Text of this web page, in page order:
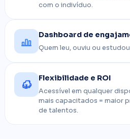
com o indivíduo.
Dashboard de
Quem leu, ouviu ou
Flexibilidade e ROI
Acessível em qualquer
mais capacitados = maior
de talentos.